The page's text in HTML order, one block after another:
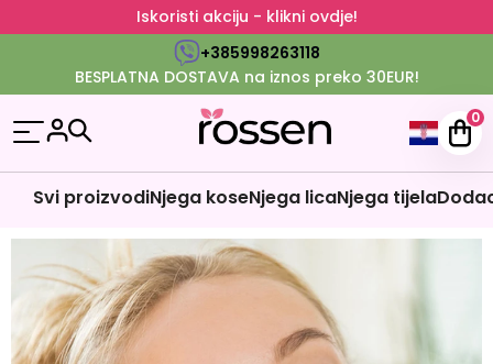
Iskoristi akciju - klikni ovdje!
+385998263118
BESPLATNA DOSTAVA na iznos preko 30EUR!
0
Svi proizvodiNjega koseNjega licaNjega tijela